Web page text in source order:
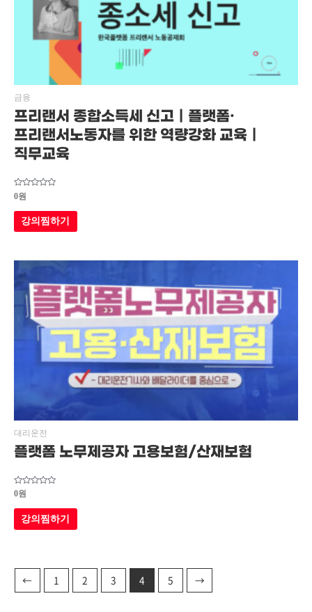
금융
프리랜서 종합소득세 신고｜플랫폼·
프리랜서노동자를 위한 역량강화 교육｜
직무교육
5
중에서
0
로
평가됨
0원
강의찜하기
대리운전
플랫폼 노무제공자 고용보험/산재보험
5
중에서
0
로
평가됨
0원
강의찜하기
← 1 2 3 4 5 →